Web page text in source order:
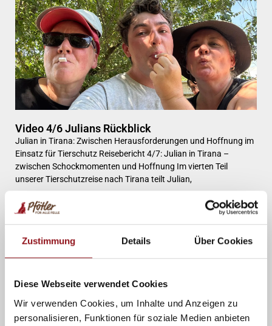
Zustimmung Details Über Cookies
Diese Webseite verwendet Cookies
Wir verwenden Cookies, um Inhalte und Anzeigen zu
personalisieren, Funktionen für soziale Medien anbieten
Video 4/6 Julians Rückblick
Julian in Tirana: Zwischen Herausforderungen und Hoffnung im
Einsatz für Tierschutz Reisebericht 4/7: Julian in Tirana –
zwischen Schockmomenten und Hoffnung Im vierten Teil
unserer Tierschutzreise nach Tirana teilt Julian,
Mehr lesen »